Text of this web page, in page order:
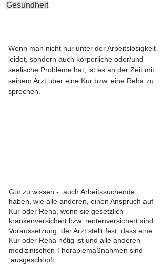
Gesundheit
Wenn man nicht nur unter der Arbeitslosigkeit
leidet, sondern auch körperliche oder/und
seelische Probleme hat, ist es an der Zeit mit
seinem Arzt über eine Kur bzw. eine Reha zu
sprechen.
Gut zu wissen - auch Arbeitssuchende
haben, wie alle anderen, einen Anspruch auf
Kur oder Reha, wenn sie gesetzlich
krankenversichert bzw. rentenversichert sind.
Voraussetzung: der Arzt stellt fest, dass eine
Kur oder Reha nötig ist und alle anderen
medizinischen Therapiemaßnahmen sind
ausgeschöpft.